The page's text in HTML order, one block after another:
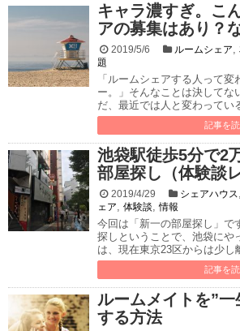
キャラ濃すぎ。こ
アの募集はあり？
2019/5/6 ルームシェア
題
「ルームシェアする人って
ー。」そんなことは決してな
だ、最近では人と変わってい
記事を
池袋駅徒歩5分で2
部屋探し（体験談
2019/4/29 シェアハウス
ェア
体験談 ,情報
今回は「新一の部屋探し」で
探しということで、池袋にや
は、現在東京23区からは少し
記事を
ルームメイトを”
する方法